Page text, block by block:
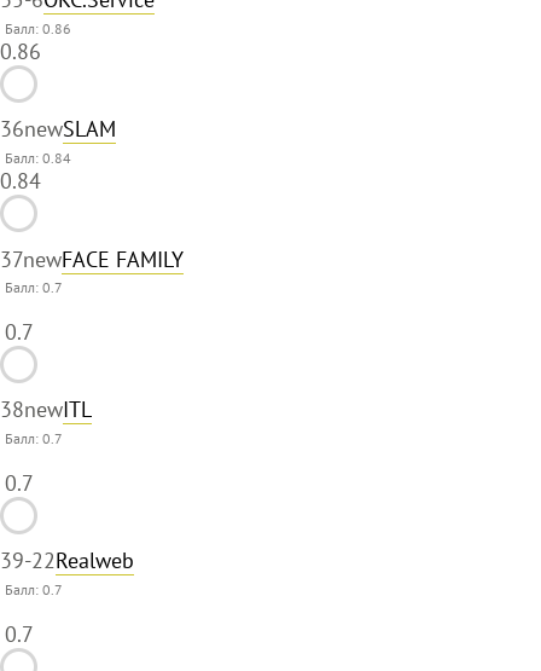
Балл: 0.86
0.86
36newSLAM
Балл: 0.84
0.84
37newFACE FAMILY
Балл:0.7
0.7
38newITL
Балл:0.7
0.7
39-22Realweb
Балл:0.7
0.7